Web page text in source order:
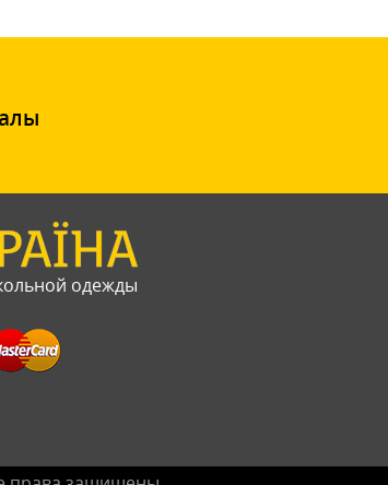
одежды